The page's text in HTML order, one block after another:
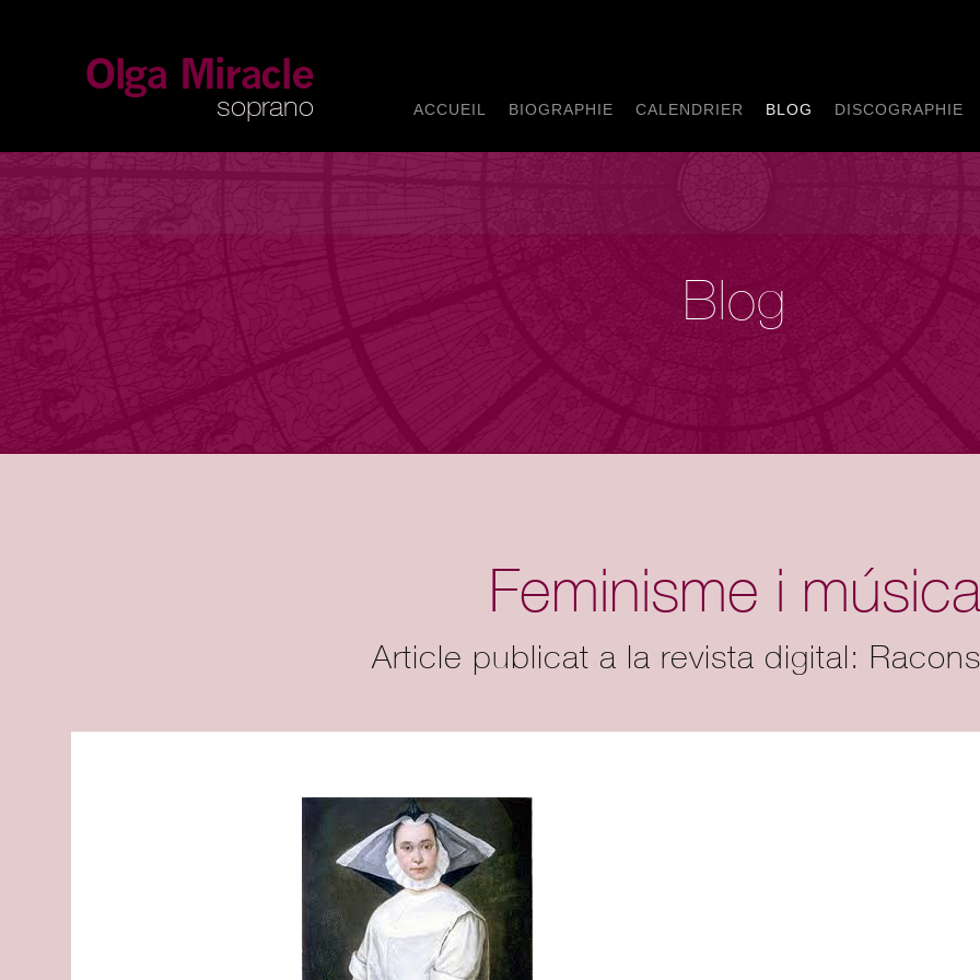
ACCUEIL BIOGRAPHIE CALENDRIER BLOG DISCOGRAPHIE
Blog
Feminisme i
Article publicat a la revista digital: